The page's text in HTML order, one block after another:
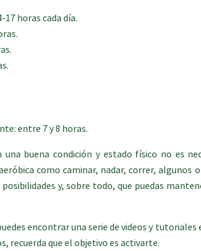
17 horas cada día.
entre 7 y 8 horas.
buena condición y estado físico no es
como caminar, nadar, correr,
y, sobre todo, que puedas
encontrar una serie de videos y tutoriales
recuerda que el objetivo es activarte.